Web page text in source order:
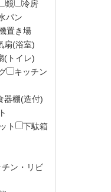
鏡
冷房
パン
置き場
扇(浴室)
(トイレ)
キッチン
器棚(造付)
ト
下駄箱
ン・リビ